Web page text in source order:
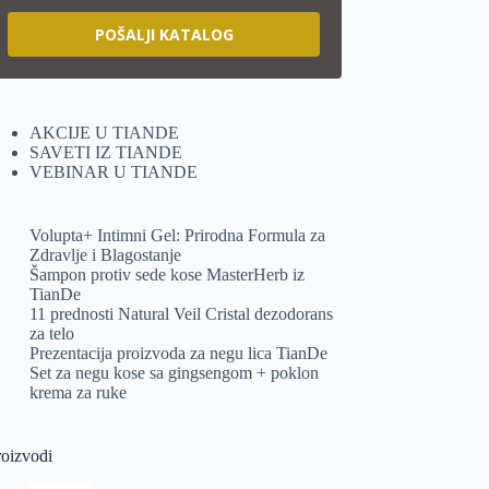
POŠALJI KATALOG
AKCIJE U TIANDE
SAVETI IZ TIANDE
VEBINAR U TIANDE
Volupta+ Intimni Gel: Prirodna Formula za
Zdravlje i Blagostanje
Šampon protiv sede kose MasterHerb iz
TianDe
11 prednosti Natural Veil Cristal dezodorans
za telo
Prezentacija proizvoda za negu lica TianDe
Set za negu kose sa gingsengom + poklon
krema za ruke